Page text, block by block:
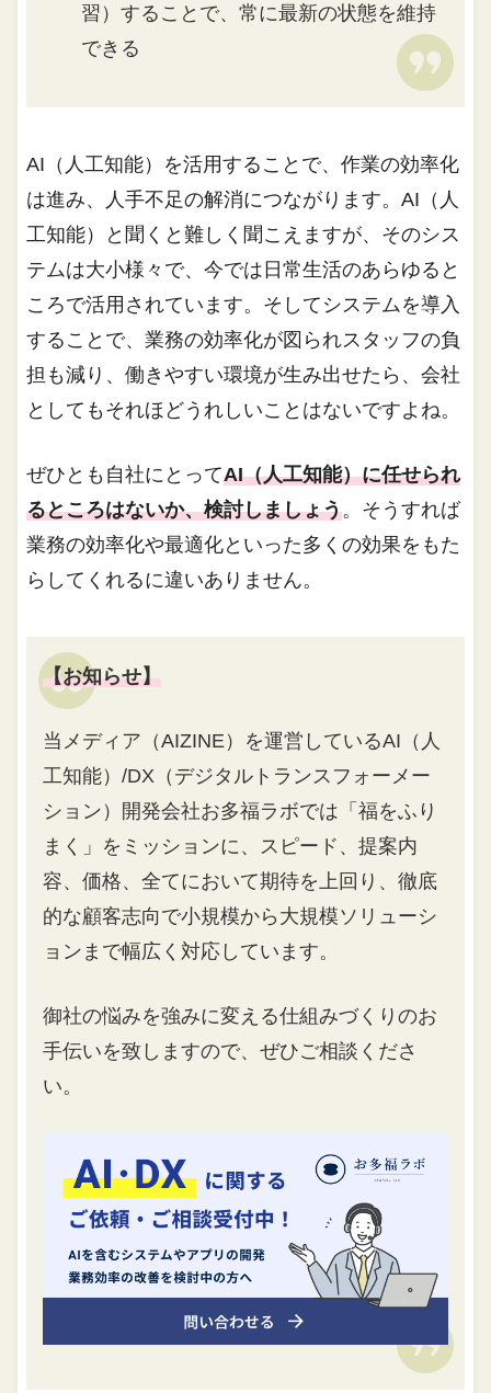
習）することで、常に最新の状態を維持
できる
AI（人工知能）を活用することで、作業の効率化
は進み、人手不足の解消につながります。AI（人
工知能）と聞くと難しく聞こえますが、そのシス
テムは大小様々で、今では日常生活のあらゆると
ころで活用されています。そしてシステムを導入
することで、業務の効率化が図られスタッフの負
担も減り、働きやすい環境が生み出せたら、会社
としてもそれほどうれしいことはないですよね。
ぜひとも自社にとってAI（人工知能）に任せられ
るところはないか、検討しましょう。そうすれば
業務の効率化や最適化といった多くの効果をもた
らしてくれるに違いありません。
【お知らせ】
当メディア（AIZINE）を運営しているAI（人
工知能）/DX（デジタルトランスフォーメー
ション）開発会社お多福ラボでは「福をふり
まく」をミッションに、スピード、提案内
容、価格、全てにおいて期待を上回り、徹底
的な顧客志向で小規模から大規模ソリューシ
ョンまで幅広く対応しています。
御社の悩みを強みに変える仕組みづくりのお
手伝いを致しますので、ぜひご相談くださ
い。